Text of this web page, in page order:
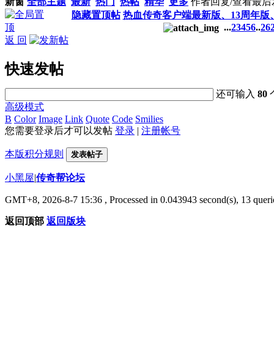
隐藏置顶帖 热血传奇客户端最新版、13周年版
...23456..
返 回
快速发帖
还可输入80
高级模式
B Color Image Link Quote Code Smilies
您需要登录后才可以发帖 登录 | 注册帐号
本版积分规则 发表帖子
小黑屋|传奇帮论坛
GMT+8, 2026-8-7 15:36 , Processed in 0.043943 second(s), 13
返回顶部 返回版块